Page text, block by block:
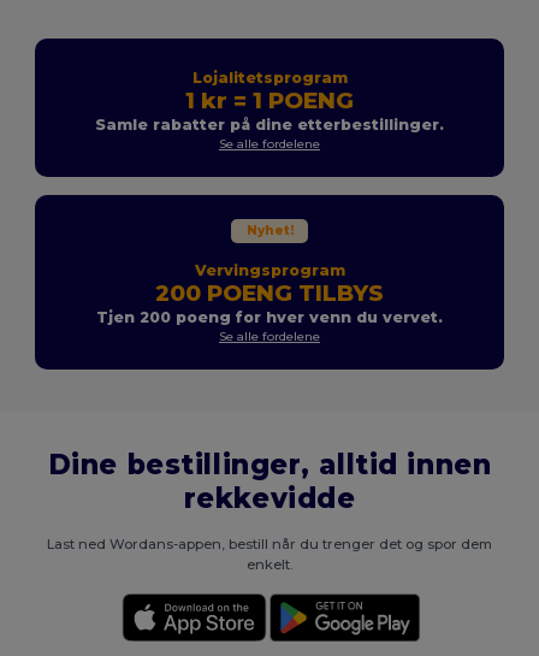
Lojalitetsprogram
1 kr = 1 POENG
Samle rabatter på dine etterbestillinger.
Se alle fordelene
Nyhet!
Vervingsprogram
200 POENG TILBYS
Tjen 200 poeng for hver venn du vervet.
Se alle fordelene
Dine bestillinger, alltid innen
rekkevidde
Last ned Wordans-appen, bestill når du trenger det og spor dem
enkelt.